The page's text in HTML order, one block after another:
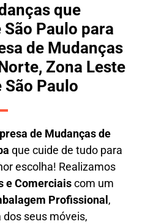
que
Paulo para
de Mudanças
Zona Leste
São Paulo
de Mudanças de
que cuide de tudo para
escolha! Realizamos
e Comerciaiscom um
Profissional ,
seus móveis,